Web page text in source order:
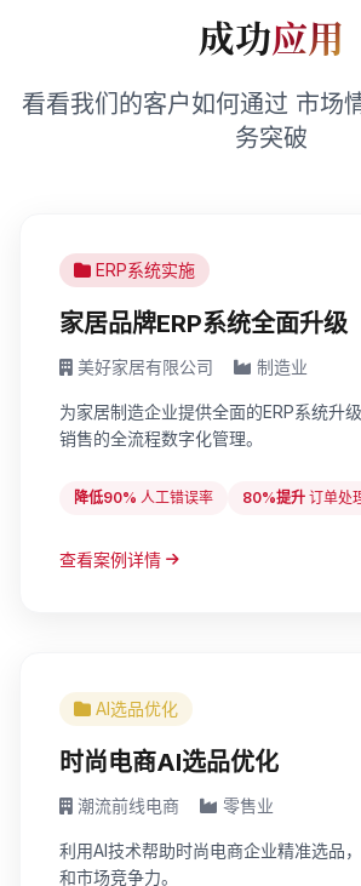
成功应用
看看我们的客户如何通过 市场
务突破
ERP系统实施
家居品牌ERP系统全面升级
美好家居有限公司 制造业
为家居制造企业提供全面的ERP系统升
销售的全流程数字化管理。
降低90% 人工错误率 80%提升 订单处
查看案例详情
AI选品优化
时尚电商AI选品优化
潮流前线电商 零售业
利用AI技术帮助时尚电商企业精准选品
和市场竞争力。